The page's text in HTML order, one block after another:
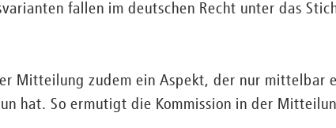
fallen im deutschen Recht unter das
Mitteilung zudem ein Aspekt, der nur mittelbar
hat. So ermutigt die Kommission in der